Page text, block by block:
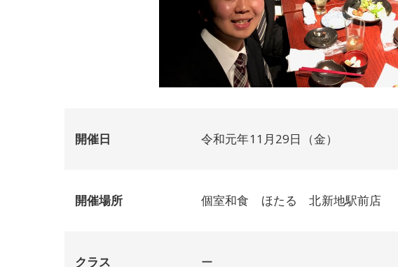
開催日 令和元年11月29日（金）
開催場所 個室和食 ほたる 北新地駅前店
クラス ー